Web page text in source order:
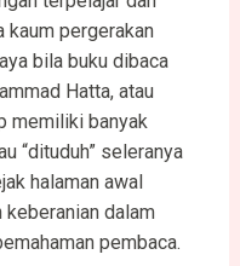
kaum pergerakan
bila buku dibaca
Hatta, atau
memiliki banyak
“dituduh” seleranya
halaman awal
keberanian dalam
pembaca.